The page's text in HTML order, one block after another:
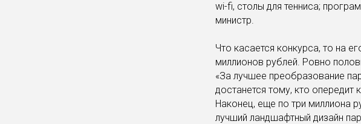
wi-fi, столы для тенниса;
министр.
Что касается конкурса, то на
миллионов рублей. Ровно
«За лучшее преобразование
достанется тому, кто опередит
Наконец, еще по три миллиона
лучший ландшафтный дизайн